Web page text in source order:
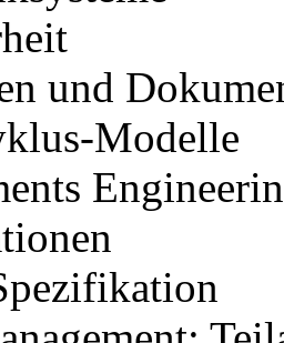
und
Modelle